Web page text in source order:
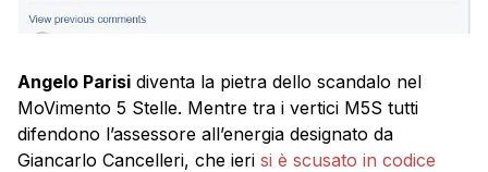
Angelo Parisi diventa la pietra dello scandalo nel
MoVimento 5 Stelle. Mentre tra i vertici M5S tutti
difendono l’assessore all’energia designato da
Giancarlo Cancelleri, che ieri si è scusato in codice